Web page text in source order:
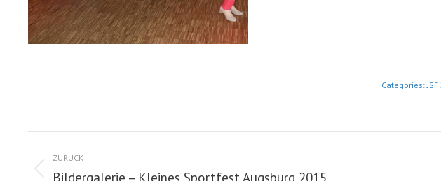
Categories:
Album-
ZURÜCK
Vorheriges
Bildergalerie – Kleines Sportfest Augsburg 2015